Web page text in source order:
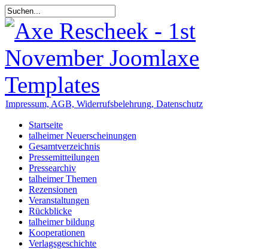
Impressum, AGB, Widerrufsbelehrung, Datenschutz
Startseite
talheimer Neuerscheinungen
Gesamtverzeichnis
Pressemitteilungen
Pressearchiv
talheimer Themen
Rezensionen
Veranstaltungen
Rückblicke
talheimer bildung
Kooperationen
Verlagsgeschichte